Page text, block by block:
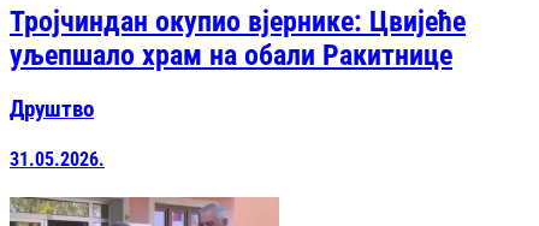
Тројчиндан окупио вјернике: Цвијеће
уљепшало храм на обали Ракитнице
Друштво
31.05.2026.